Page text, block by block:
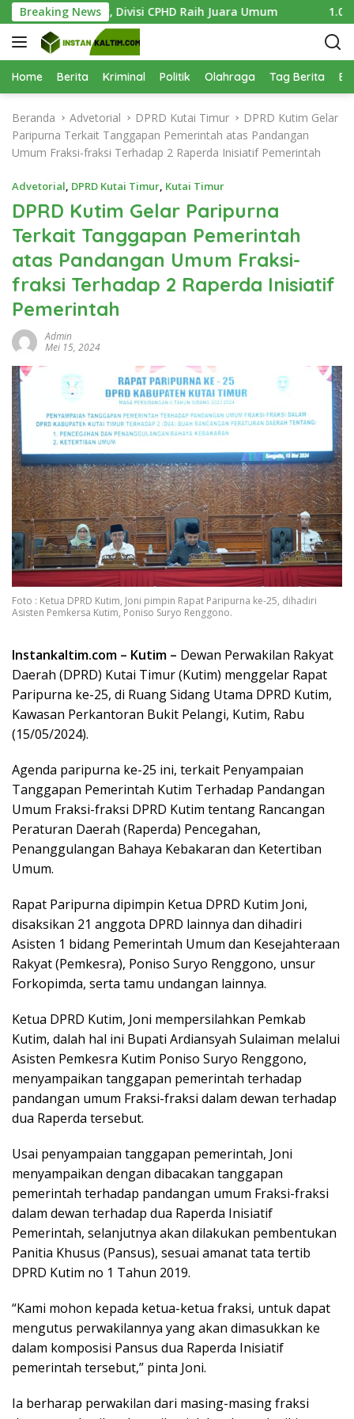
a
g
u
Breaking News
Digelar, Divisi CPHD Raih Juara Umum 1.000
Home Berita Kriminal Politik Olahraga Tag Berita
Beranda Advetorial DPRD Kutai Timur
DPRD Kutim Gelar
Paripurna Terkait Tanggapan Pemerintah atas Pandangan
Umum Fraksi-fraksi Terhadap 2 Raperda Inisiatif Pemerintah
Advetorial, DPRD Kutai Timur, Kutai Timur
DPRD Kutim Gelar Paripurna
Terkait Tanggapan Pemerintah
atas Pandangan Umum Fraksi-
fraksi Terhadap 2 Raperda Inisiatif
Pemerintah
Admin
Mei 15, 2024
Foto : Ketua DPRD Kutim, Joni pimpin Rapat Paripurna ke-25, dihadiri
Asisten Pemkersa Kutim, Poniso Suryo Renggono.
Instankaltim.com – Kutim – Dewan Perwakilan Rakyat
Daerah (DPRD) Kutai Timur (Kutim) menggelar Rapat
Paripurna ke-25, di Ruang Sidang Utama DPRD Kutim,
Kawasan Perkantoran Bukit Pelangi, Kutim, Rabu
(15/05/2024).
Agenda paripurna ke-25 ini, terkait Penyampaian
Tanggapan Pemerintah Kutim Terhadap Pandangan
Umum Fraksi-fraksi DPRD Kutim tentang Rancangan
Peraturan Daerah (Raperda) Pencegahan,
Penanggulangan Bahaya Kebakaran dan Ketertiban
Umum.
Rapat Paripurna dipimpin Ketua DPRD Kutim Joni,
disaksikan 21 anggota DPRD lainnya dan dihadiri
Asisten 1 bidang Pemerintah Umum dan Kesejahteraan
Rakyat (Pemkesra), Poniso Suryo Renggono, unsur
Forkopimda, serta tamu undangan lainnya.
Ketua DPRD Kutim, Joni mempersilahkan Pemkab
Kutim, dalah hal ini Bupati Ardiansyah Sulaiman melalui
Asisten Pemkesra Kutim Poniso Suryo Renggono,
menyampaikan tanggapan pemerintah terhadap
pandangan umum Fraksi-fraksi dalam dewan terhadap
dua Raperda tersebut.
Usai penyampaian tanggapan pemerintah, Joni
menyampaikan dengan dibacakan tanggapan
pemerintah terhadap pandangan umum Fraksi-fraksi
dalam dewan terhadap dua Raperda Inisiatif
Pemerintah, selanjutnya akan dilakukan pembentukan
Panitia Khusus (Pansus), sesuai amanat tata tertib
DPRD Kutim no 1 Tahun 2019.
“Kami mohon kepada ketua-ketua fraksi, untuk dapat
mengutus perwakilannya yang akan dimasukkan ke
dalam komposisi Pansus dua Raperda Inisiatif
pemerintah tersebut,” pinta Joni.
Ia berharap perwakilan dari masing-masing fraksi